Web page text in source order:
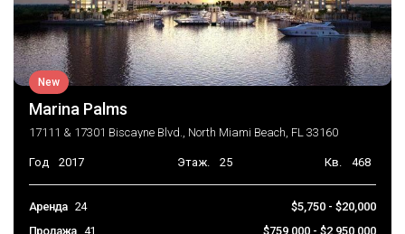
New
Marina Palms
17111 & 17301 Biscayne Blvd., North Miami Beach, FL 33160
Год 2017 Этаж. 25 Кв. 468
Аренда 24
$5,750 - $20,000
Продажа 41 $759,000 - $2,950,000